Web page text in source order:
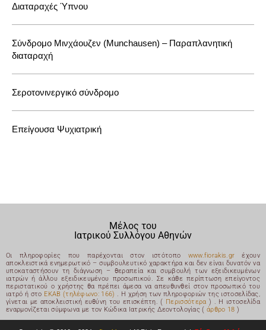
Διαταραχές Ύπνου
Σύνδρομο Μινχάουζεν (Munchausen) – Παραπλανητική
διαταραχή
Σεροτονινεργικό σύνδρομο
Επείγουσα Ψυχιατρική
Μέλος του
Ιατρικού Συλλόγου Αθηνών
Οι πληροφορίες που παρέχονται στον ιστότοπο www.fiorakis.gr έχουν
αποκλειστικά ενημερωτικό – συμβουλευτικό χαρακτήρα και δεν είναι δυνατόν να
υποκαταστήσουν τη διάγνωση – θεραπεία και συμβουλή των εξειδικευμένων
ιατρών ή άλλου εξειδικευμένου προσωπικού. Σε κάθε περίπτωση επείγοντος
περιστατικού ο χρήστης θα πρέπει άμεσα να απευθυνθεί στον προσωπικό του
ιατρό ή στο ΕΚΑΒ (τηλέφωνο: 166) . Η χρήση των πληροφοριών της ιστοσελίδας,
γίνεται με αποκλειστική ευθύνη του επισκέπτη. ( Περισσότερα ) . Η ιστοσελίδα
εναρμονίζεται σύμφωνα με τον Κώδικα Ιατρικής Δεοντολογίας (άρθρο 18 )